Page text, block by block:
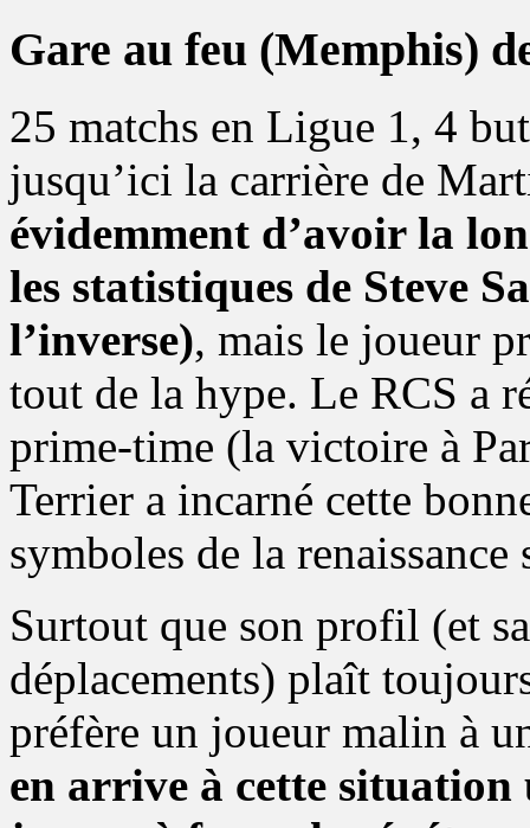
Gare au feu (Memphis)
25 matchs en Ligue 1, 4
jusqu’ici la carrière de
évidemment d’avoir la
les statistiques de Steve
l’inverse), mais le joueur
tout de la hype. Le RCS a
prime-time (la victoire à
Terrier a incarné cette
symboles de la renaissance
Surtout que son profil (et
déplacements) plaît
préfère un joueur malin à
en arrive à cette situation